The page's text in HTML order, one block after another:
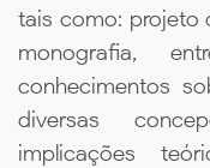
tais como: projeto
monografia,
conhecimentos
diversas
implicações